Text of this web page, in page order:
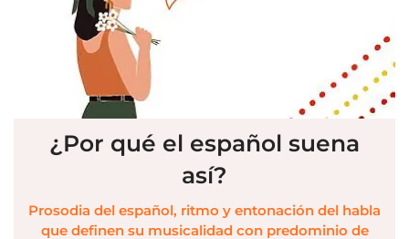
¿Por qué el español suena
así?
Prosodia del español, ritmo y entonación del habla
que definen su musicalidad con predominio de